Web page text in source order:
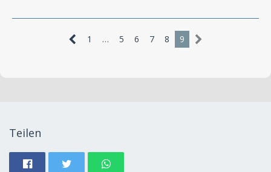
1 … 5 6 7 8 9
Teilen